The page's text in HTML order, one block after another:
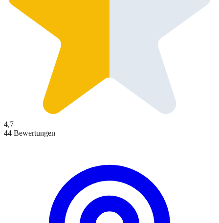
4,7
44 Bewertungen